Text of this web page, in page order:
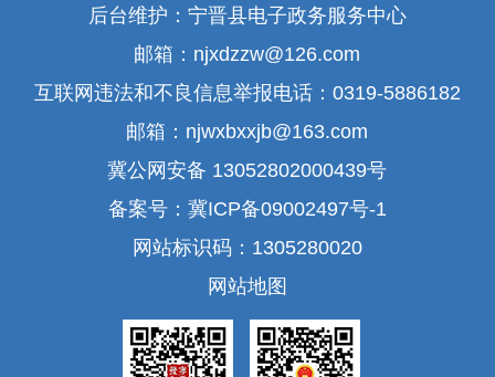
后台维护：宁晋县电子政务服务中心
邮箱：njxdzzw@126.com
互联网违法和不良信息举报电话：0319-5886182
邮箱：njwxbxxjb@163.com
冀公网安备 13052802000439号
备案号：冀ICP备09002497号-1
网站标识码：1305280020
网站地图